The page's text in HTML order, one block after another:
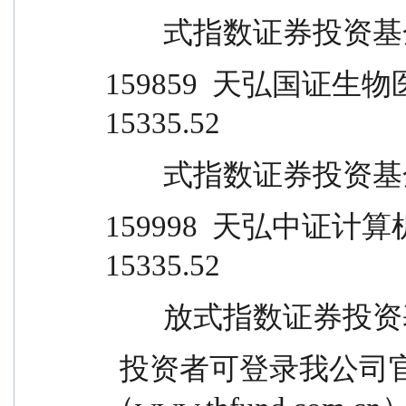
式指数证券投资
159859  天弘国证生
15335.52
式指数证券投资
159998  天弘中证计
15335.52
放式指数证券投